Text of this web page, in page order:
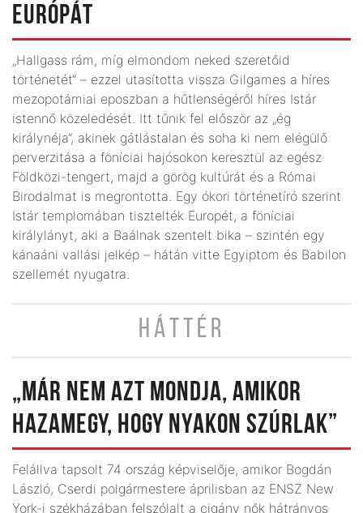
EURÓPÁT
„Hallgass rám, míg elmondom neked szeretőid
történetét“ – ezzel utasította vissza Gilgames a híres
mezopotámiai eposzban a hűtlenségéről híres Istár
istennő közeledését. Itt tűnik fel először az „ég
királynéja“, akinek gátlástalan és soha ki nem elégülő
perverzitása a föníciai hajósokon keresztül az egész
Földközi-tengert, majd a görög kultúrát és a Római
Birodalmat is megrontotta. Egy ókori történetíró szerint
Istár templomában tisztelték Europét, a föníciai
királylányt, aki a Baálnak szentelt bika – szintén egy
kánaáni vallási jelkép – hátán vitte Egyiptom és Babilon
szellemét nyugatra.
HÁTTÉR
„MÁR NEM AZT MONDJA, AMIKOR
HAZAMEGY, HOGY NYAKON SZÚRLAK”
Felállva tapsolt 74 ország képviselője, amikor Bogdán
László, Cserdi polgármestere áprilisban az ENSZ New
York-i székházában felszólalt a cigány nők hátrányos